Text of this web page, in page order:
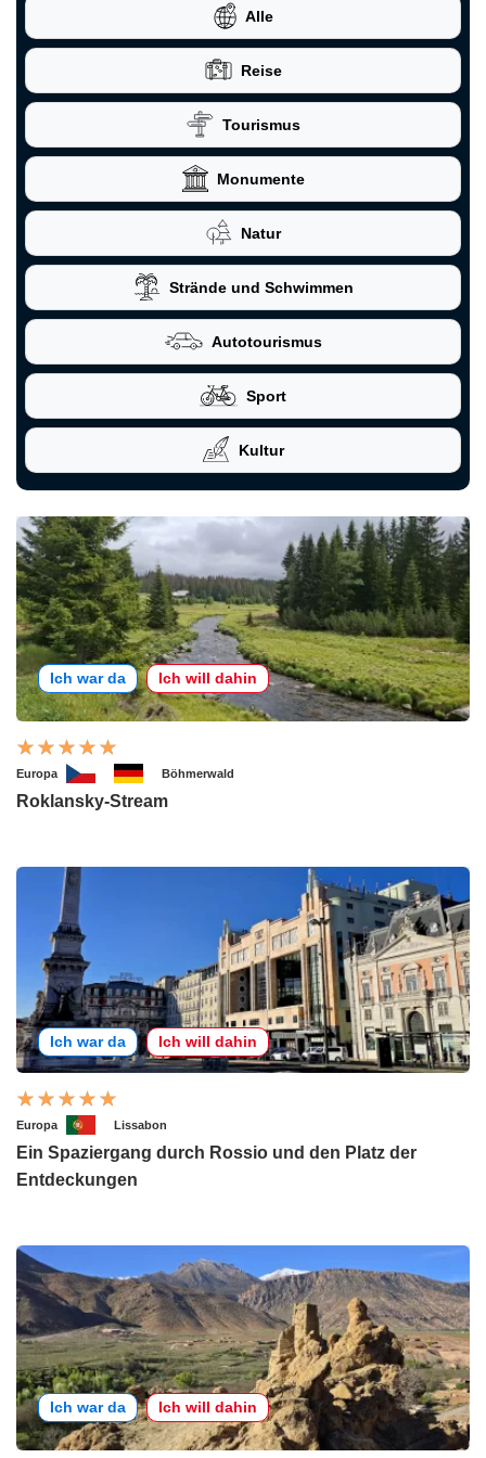
Alle
Reise
Tourismus
Monumente
Natur
Strände und Schwimmen
Autotourismus
Sport
Kultur
Ich war da Ich will dahin
Europa Böhmerwald
Roklansky-Stream
Ich war da Ich will dahin
Europa Lissabon
Ein Spaziergang durch Rossio und den Platz der
Entdeckungen
Ich war da Ich will dahin